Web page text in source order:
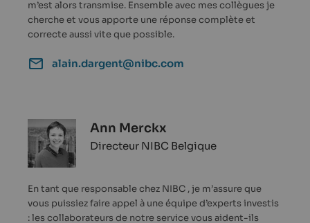
m’est alors transmise. Ensemble avec mes collègues je
cherche et vous apporte une réponse complète et
correcte aussi vite que possible.
alain.dargent@nibc.com
Ann Merckx
Directeur NIBC Belgique
En tant que responsable chez NIBC , je m’assure que
vous puissiez faire appel à une équipe d’experts investis
: les collaborateurs de notre service vous aident-ils